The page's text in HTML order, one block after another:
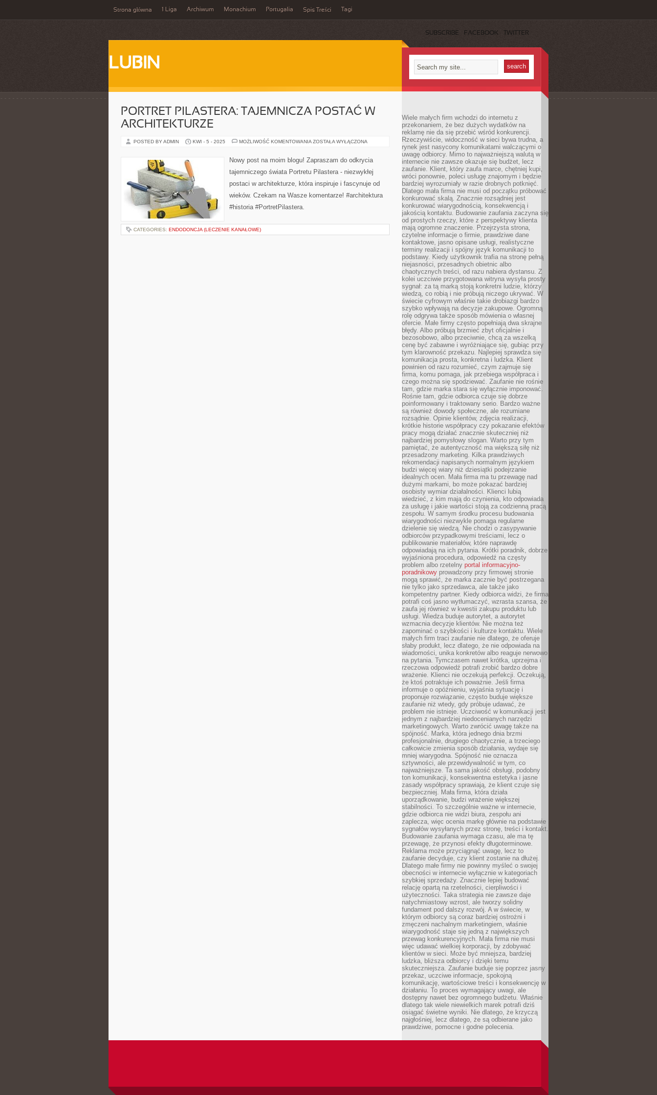
Strona główna 1 Liga Archiwum Monachium Portugalia Spis Treści Tagi
SUBSCRIBE FACEBOOK TWITTER
LUBIN
PORTRET PILASTERA: TAJEMNICZA POSTAĆ W
ARCHITEKTURZE
POSTED BY ADMIN KWI - 5 - 2025 MOŻLIWOŚĆ KOMENTOWANIA PORTRET
W
ZOSTAŁA WYŁĄCZONA
Nowy post na moim blogu! Zapraszam do odkrycia
tajemniczego świata Portretu Pilastera - niezwykłej
postaci w architekturze, która inspiruje i fascynuje od
wieków. Czekam na Wasze komentarze! #architektura
#historia #PortretPilastera.
CATEGORIES: ENDODONCJA (LECZENIE KANAŁOWE)
Wiele małych firm wchodzi do internetu z
przekonaniem, że bez dużych wydatków na
reklamę nie da się przebić wśród konkurencji.
Rzeczywiście, widoczność w sieci bywa trudna, a
rynek jest nasycony komunikatami walczącymi o
uwagę odbiorcy. Mimo to najważniejszą walutą w
internecie nie zawsze okazuje się budżet, lecz
zaufanie. Klient, który zaufa marce, chętniej kupi,
wróci ponownie, poleci usługę znajomym i będzie
bardziej wyrozumiały w razie drobnych potknięć.
Dlatego mała firma nie musi od początku próbować
konkurować skalą. Znacznie rozsądniej jest
konkurować wiarygodnością, konsekwencją i
jakością kontaktu. Budowanie zaufania zaczyna się
od prostych rzeczy, które z perspektywy klienta
mają ogromne znaczenie. Przejrzysta strona,
czytelne informacje o firmie, prawdziwe dane
kontaktowe, jasno opisane usługi, realistyczne
terminy realizacji i spójny język komunikacji to
podstawy. Kiedy użytkownik trafia na stronę pełną
niejasności, przesadnych obietnic albo
chaotycznych treści, od razu nabiera dystansu. Z
kolei uczciwie przygotowana witryna wysyła prosty
sygnał: za tą marką stoją konkretni ludzie, którzy
wiedzą, co robią i nie próbują niczego ukrywać. W
świecie cyfrowym właśnie takie drobiazgi bardzo
szybko wpływają na decyzje zakupowe. Ogromną
rolę odgrywa także sposób mówienia o własnej
ofercie. Małe firmy często popełniają dwa skrajne
błędy. Albo próbują brzmieć zbyt oficjalnie i
bezosobowo, albo przeciwnie, chcą za wszelką
cenę być zabawne i wyróżniające się, gubiąc przy
tym klarowność przekazu. Najlepiej sprawdza się
komunikacja prosta, konkretna i ludzka. Klient
powinien od razu rozumieć, czym zajmuje się
firma, komu pomaga, jak przebiega współpraca i
czego można się spodziewać. Zaufanie nie rośnie
tam, gdzie marka stara się wyłącznie imponować.
Rośnie tam, gdzie odbiorca czuje się dobrze
poinformowany i traktowany serio. Bardzo ważne
są również dowody społeczne, ale rozumiane
rozsądnie. Opinie klientów, zdjęcia realizacji,
krótkie historie współpracy czy pokazanie efektów
pracy mogą działać znacznie skuteczniej niż
najbardziej pomysłowy slogan. Warto przy tym
pamiętać, że autentyczność ma większą siłę niż
przesadzony marketing. Kilka prawdziwych
rekomendacji napisanych normalnym językiem
budzi więcej wiary niż dziesiątki podejrzanie
idealnych ocen. Mała firma ma tu przewagę nad
dużymi markami, bo może pokazać bardziej
osobisty wymiar działalności. Klienci lubią
wiedzieć, z kim mają do czynienia, kto odpowiada
za usługę i jakie wartości stoją za codzienną pracą
zespołu. W samym środku procesu budowania
wiarygodności niezwykle pomaga regularne
dzielenie się wiedzą. Nie chodzi o zasypywanie
odbiorców przypadkowymi treściami, lecz o
publikowanie materiałów, które naprawdę
odpowiadają na ich pytania. Krótki poradnik, dobrze
wyjaśniona procedura, odpowiedź na częsty
problem albo rzetelny portal informacyjno-
poradnikowy prowadzony przy firmowej stronie
mogą sprawić, że marka zacznie być postrzegana
nie tylko jako sprzedawca, ale także jako
kompetentny partner. Kiedy odbiorca widzi, że firma
potrafi coś jasno wytłumaczyć, wzrasta szansa, że
zaufa jej również w kwestii zakupu produktu lub
usługi. Wiedza buduje autorytet, a autorytet
wzmacnia decyzje klientów. Nie można też
zapominać o szybkości i kulturze kontaktu. Wiele
małych firm traci zaufanie nie dlatego, że oferuje
słaby produkt, lecz dlatego, że nie odpowiada na
wiadomości, unika konkretów albo reaguje nerwowo
na pytania. Tymczasem nawet krótka, uprzejma i
rzeczowa odpowiedź potrafi zrobić bardzo dobre
wrażenie. Klienci nie oczekują perfekcji. Oczekują,
że ktoś potraktuje ich poważnie. Jeśli firma
informuje o opóźnieniu, wyjaśnia sytuację i
proponuje rozwiązanie, często buduje większe
zaufanie niż wtedy, gdy próbuje udawać, że
problem nie istnieje. Uczciwość w komunikacji jest
jednym z najbardziej niedocenianych narzędzi
marketingowych. Warto zwrócić uwagę także na
spójność. Marka, która jednego dnia brzmi
profesjonalnie, drugiego chaotycznie, a trzeciego
całkowicie zmienia sposób działania, wydaje się
mniej wiarygodna. Spójność nie oznacza
sztywności, ale przewidywalność w tym, co
najważniejsze. Ta sama jakość obsługi, podobny
ton komunikacji, konsekwentna estetyka i jasne
zasady współpracy sprawiają, że klient czuje się
bezpieczniej. Mała firma, która działa
uporządkowanie, budzi wrażenie większej
stabilności. To szczególnie ważne w internecie,
gdzie odbiorca nie widzi biura, zespołu ani
zaplecza, więc ocenia markę głównie na podstawie
sygnałów wysyłanych przez stronę, treści i kontakt.
Budowanie zaufania wymaga czasu, ale ma tę
przewagę, że przynosi efekty długoterminowe.
Reklama może przyciągnąć uwagę, lecz to
zaufanie decyduje, czy klient zostanie na dłużej.
Dlatego małe firmy nie powinny myśleć o swojej
obecności w internecie wyłącznie w kategoriach
szybkiej sprzedaży. Znacznie lepiej budować
relację opartą na rzetelności, cierpliwości i
użyteczności. Taka strategia nie zawsze daje
natychmiastowy wzrost, ale tworzy solidny
fundament pod dalszy rozwój. A w świecie, w
którym odbiorcy są coraz bardziej ostrożni i
zmęczeni nachalnym marketingiem, właśnie
wiarygodność staje się jedną z największych
przewag konkurencyjnych. Mała firma nie musi
więc udawać wielkiej korporacji, by zdobywać
klientów w sieci. Może być mniejsza, bardziej
ludzka, bliższa odbiorcy i dzięki temu
skuteczniejsza. Zaufanie buduje się poprzez jasny
przekaz, uczciwe informacje, spokojną
komunikację, wartościowe treści i konsekwencję w
działaniu. To proces wymagający uwagi, ale
dostępny nawet bez ogromnego budżetu. Właśnie
dlatego tak wiele niewielkich marek potrafi dziś
osiągać świetne wyniki. Nie dlatego, że krzyczą
najgłośniej, lecz dlatego, że są odbierane jako
prawdziwe, pomocne i godne polecenia.